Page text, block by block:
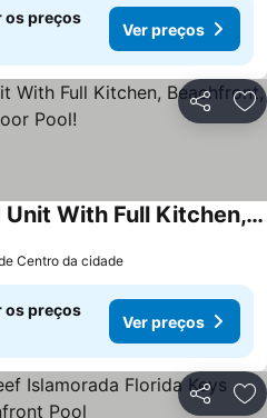
os preços
Ver preços
Partilhar
Best Summer Choice! Unit With Full Kitchen, Beachfront, Outdoor Pool!
Centro da cidade
os preços
Ver preços
Partilhar